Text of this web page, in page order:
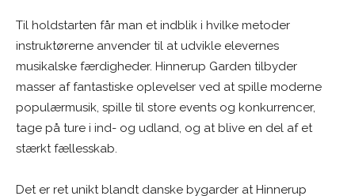
Til holdstarten får man et indblik i hvilke metoder
instruktørerne anvender til at udvikle elevernes
musikalske færdigheder. Hinnerup Garden tilbyder
masser af fantastiske oplevelser ved at spille moderne
populærmusik, spille til store events og konkurrencer,
tage på ture i ind- og udland, og at blive en del af et
stærkt fællesskab.
Det er ret unikt blandt danske bygarder at Hinnerup